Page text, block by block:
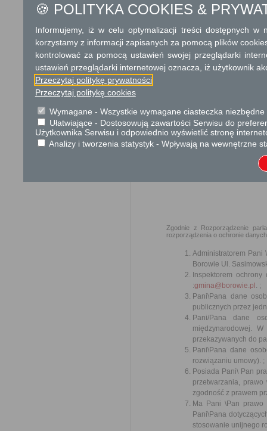
Skargi i wnioski
Przedmiotem skargi może
ich pracowników, naruszenie
spraw.
Przedmiotem wniosku
Podstawa prawna
Ustawa z dnia 23
Ustawa z dnia 21
Zgodnie z Rozporządzenie
rozporządzenia o ochronie
Administratorem Pani
Borowie Ul.
Inspektorem
:gmina@borowie.pl . ;
Pani\Pana dane
publicznych przez
Pani/Pana dane
międzynarodowej.
przekazywanych do
Pani\Pana dane
rozwiązaniu umowy). ;
Posiada Pani\ Pan
przetwarzania,
zgodność z prawem
Ma Pani \Pan prawo
Pani\Pana
stosowanie unijnego
🍪 POLITYKA COOKIES &
Informujemy, iż w celu optymalizacji treści dostępnych w
korzystamy z informacji zapisanych za pomocą plików
kontrolować za pomocą ustawień swojej przeglądarki
ustawień przeglądarki internetowej oznacza, iż użytkownik
Przeczytaj politykę prywatności
Przeczytaj politykę cookies
Wymagane - Wszystkie wymagane ciasteczka
Ułatwiające - Dostosowują zawartości Serwisu do
Użytkownika Serwisu i odpowiednio wyświetlić stronę
Analizy i tworzenia statystyk - Wpływają na wewnętrzne